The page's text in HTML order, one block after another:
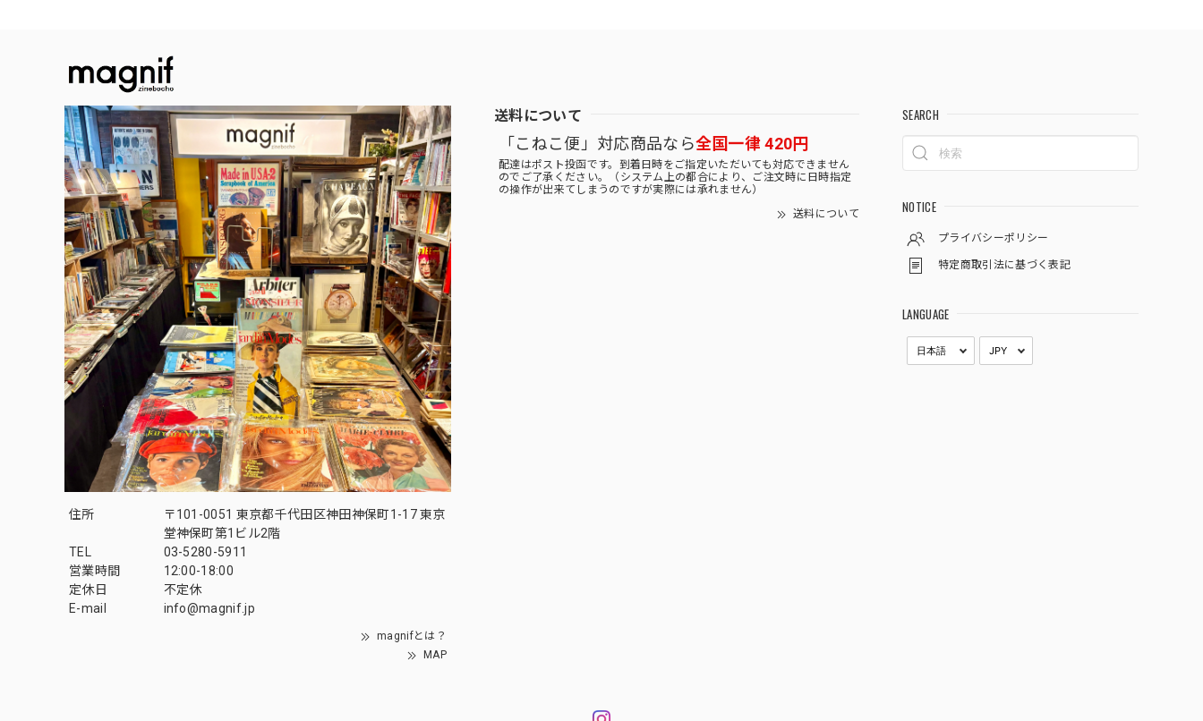
住所
〒101-0051 東京都千代田区神田神保町1-17 東京
堂神保町第1ビル2階
TEL
03-5280-5911
営業時間
12:00-18:00
定休日
不定休
E-mail
info@magnif.jp
magnifとは？
MAP
送料について
「こねこ便」対応商品なら全国一律 420円
配達はポスト投函です。到着日時をご指定いただいても対応できません
のでご了承ください。（システム上の都合により、ご注文時に日時指定
の操作が出来てしまうのですが実際には承れません）
送料について
SEARCH
NOTICE
プライバシーポリシー
特定商取引法に基づく表記
LANGUAGE